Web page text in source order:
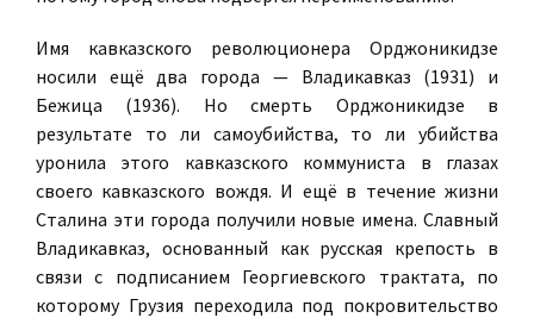
Имя кавказского революционера Орджоникидзе
носили ещё два города — Владикавказ (1931) и
Бежица (1936). Но смерть Орджоникидзе в
результате то ли самоубийства, то ли убийства
уронила этого кавказского коммуниста в глазах
своего кавказского вождя. И ещё в течение жизни
Сталина эти города получили новые имена. Славный
Владикавказ, основанный как русская крепость в
связи с подписанием Георгиевского трактата, по
которому Грузия переходила под покровительство